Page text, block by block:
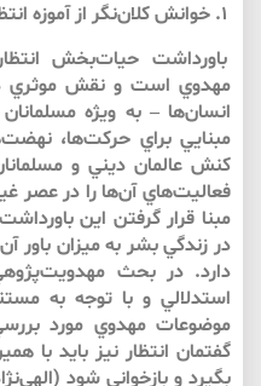
۱. خوانش كلان‌‌نگر از آموزه انتظار
باورداشت حيات‌‌بخش
مهدوي است و نقش موثري
انسان‌‌ها – به ويژه
مبنايي براي حركت‌‌ها،
كنش عالمان ديني و
فعاليت‌‌هاي آن‌ها را در عصر
مبنا قرار گرفتن اين
در زندگي بشر به ميزان باور
دارد. در بحث
استدلالي و با توجه به
موضوعات مهدوي مورد
گفتمان انتظار نيز بايد با